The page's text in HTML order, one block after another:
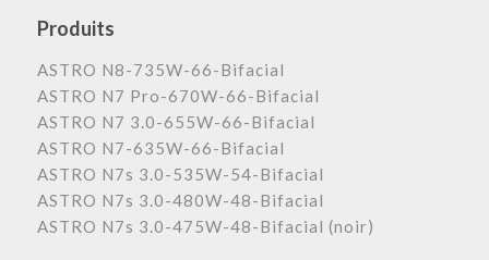
Produits
ASTRO N8-735W-66-Bifacial
ASTRO N7 Pro-670W-66-Bifacial
ASTRO N7 3.0-655W-66-Bifacial
ASTRO N7-635W-66-Bifacial
ASTRO N7s 3.0-535W-54-Bifacial
ASTRO N7s 3.0-480W-48-Bifacial
ASTRO N7s 3.0-475W-48-Bifacial (noir)